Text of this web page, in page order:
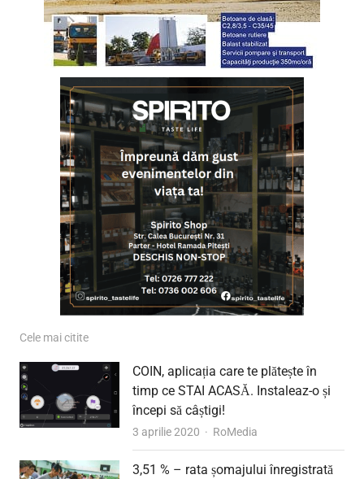
Cele mai citite
COIN, aplicația care te plătește în
timp ce STAI ACASĂ. Instaleaz-o și
începi să câștigi!
3 aprilie 2020 Author
RoMedia
3,51 % – rata șomajului înregistrată